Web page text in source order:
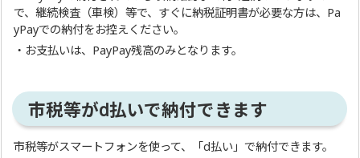
で、継続検査（車検）等で、すぐに納税証明書が必要な方は、Pa
yPayでの納付をお控えください。
・お支払いは、PayPay残高のみとなります。
市税等がd払いで納付できます
市税等がスマートフォンを使って、「d払い」で納付できます。